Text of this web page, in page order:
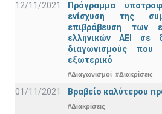
12/11/2021
Πρόγραμμα
ενίσχυση της
επιβράβευση των
ελληνικών ΑΕΙ σε
διαγωνισμούς που
εξωτερικό
#Διαγωνισμοί #Διακρίσεις
01/11/2021 Bραβείο καλύτερου
#Διακρίσεις